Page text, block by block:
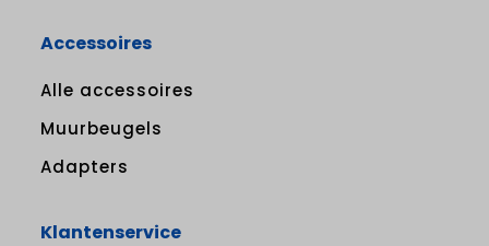
Accessoires
Alle accessoires
Muurbeugels
Adapters
Klantenservice